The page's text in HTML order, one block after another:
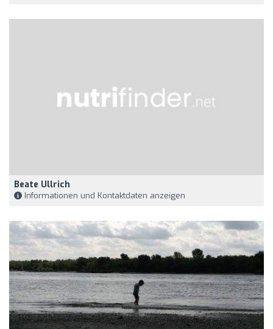
Beate Ullrich
Informationen und Kontaktdaten anzeigen